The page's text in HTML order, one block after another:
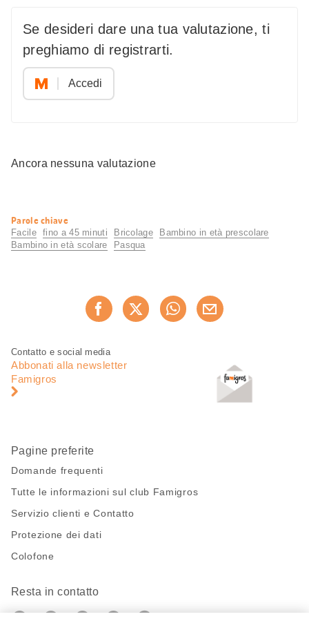
Se desideri dare una tua valutazione, ti
preghiamo di registrarti.
Accedi
Ancora nessuna valutazione
Informazioni
utili
Parole chiave
Facile fino a 45 minuti Bricolage
Bambino in età prescolare
Bambino in età scolare
Pasqua
Consiglia ora
Piè
pagina
Navigazione
pagina
Contatto e social media
Abbonati alla newsletter
Famigros
Pagine preferite
Domande frequenti
Tutte le informazioni sul club Famigros
Servizio clienti e Contatto
Protezione dei dati
Colofone
Resta in contatto
https://twitter.com/migros?
https://www.youtube.com/user/
PinterestInstagram